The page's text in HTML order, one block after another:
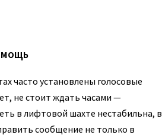
часто установлены голосовые
не стоит ждать часами —
в лифтовой шахте нестабильна, в
сообщение не только в